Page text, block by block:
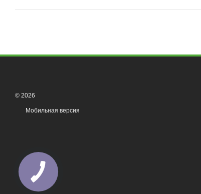
© 2026
Мобильная версия